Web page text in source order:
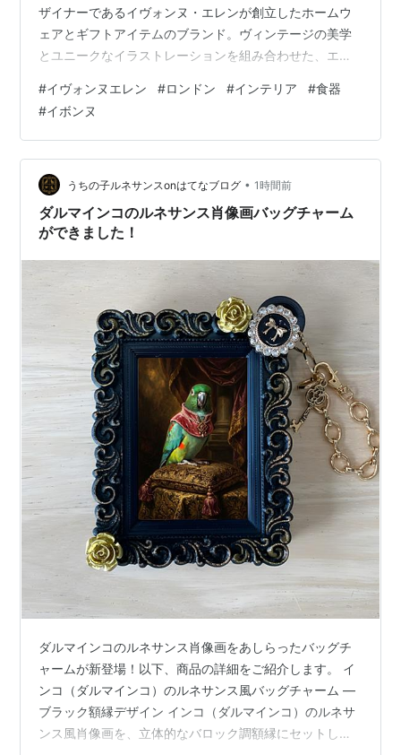
ザイナーであるイヴォンヌ・エレンが創立したホームウ
ェアとギフトアイテムのブランド。ヴィンテージの美学
とユニークなイラストレーションを組み合わせた、エレ
ーンチャイナ（磁器）や高品質の食器に、動物や花、ユ
ーモラスなメッセージを描いたデザインが特徴で、特に
動物モチーフのカップやプレートが人気です。家族や友
人たちと過ごす楽しい時間や一人でのゆったりとした贅
沢なひと時に彩りを加えてくれるや…
#イヴォンヌエレン #ロンドン #インテリア #食器
#イボンヌ
うちの子ルネサンスonはてなブログ • 1時間前
ダルマインコのルネサンス肖像画バッグチャーム
ができました！
ダルマインコのルネサンス肖像画をあしらったバッグチ
ャームが新登場！以下、商品の詳細をご紹介します。 イ
ンコ（ダルマインコ）のルネサンス風バッグチャーム ―
ブラック額縁デザイン インコ（ダルマインコ）のルネサ
ンス風肖像画を、立体的なバロック調額縁にセットした